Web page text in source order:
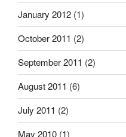
January 2012 (1)
October 2011 (2)
September 2011 (2)
August 2011 (6)
July 2011 (2)
May 2010 (1)